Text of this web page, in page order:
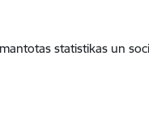
statistikas un